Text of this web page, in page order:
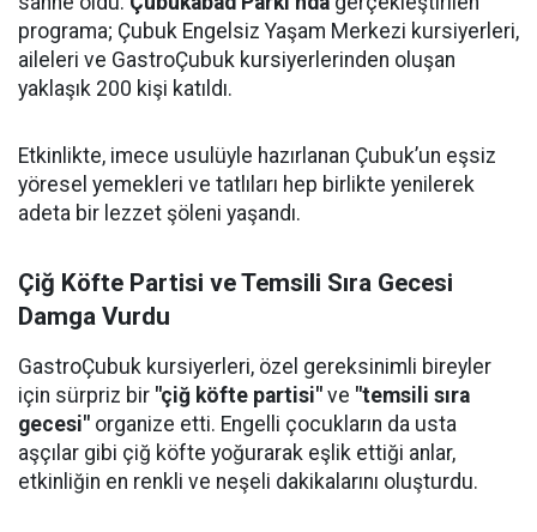
programa; Çubuk Engelsiz Yaşam Merkezi kursiyerleri,
aileleri ve GastroÇubuk kursiyerlerinden oluşan
yaklaşık 200 kişi katıldı.
Etkinlikte, imece usulüyle hazırlanan Çubuk’un eşsiz
yöresel yemekleri ve tatlıları hep birlikte yenilerek
adeta bir lezzet şöleni yaşandı.
Çiğ Köfte Partisi ve Temsili Sıra Gecesi
Damga Vurdu
GastroÇubuk kursiyerleri, özel gereksinimli bireyler
için sürpriz bir "çiğ köfte partisi" ve "temsili sıra
gecesi" organize etti. Engelli çocukların da usta
aşçılar gibi çiğ köfte yoğurarak eşlik ettiği anlar,
etkinliğin en renkli ve neşeli dakikalarını oluşturdu.